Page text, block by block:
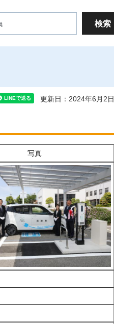
更新日：2024年6月2日
写真